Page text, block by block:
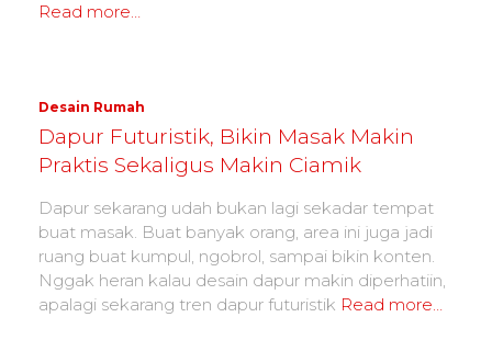
Read more…
Desain Rumah
Dapur Futuristik, Bikin Masak Makin
Praktis Sekaligus Makin Ciamik
Dapur sekarang udah bukan lagi sekadar tempat
buat masak. Buat banyak orang, area ini juga jadi
ruang buat kumpul, ngobrol, sampai bikin konten.
Nggak heran kalau desain dapur makin diperhatiin,
apalagi sekarang tren dapur futuristik Read more…